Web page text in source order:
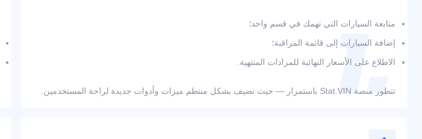
متابعة السيارات التي تهمك في قسم واحد؛
إضافة السيارات إلى قائمة المراقبة؛
الاطلاع على الأسعار النهائية للمزادات المنتهية.
تتطور منصة Stat.VIN باستمرار — حيث نضيف بشكل منتظم ميزات وأدوات جديدة لراحة المستخدمين.